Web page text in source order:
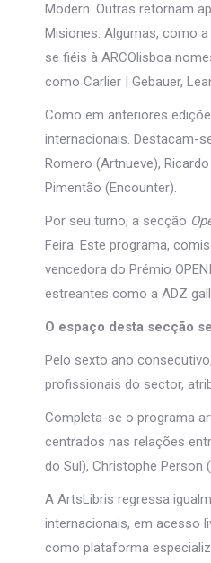
Modern. Outras retornam
Misiones. Algumas, como
se fiéis à ARCOlisboa
como Carlier | Gebauer,
Como em anteriores
internacionais. Destacam-
Romero (Artnueve),
Pimentão (Encounter).
Por seu turno, a secção
Feira. Este programa,
vencedora do Prémio
estreantes como a ADZ
O espaço desta secção
Pelo sexto ano
profissionais do sector,
Completa-se o programa
centrados nas relações
do Sul), Christophe Person
A ArtsLibris regressa
internacionais, em acesso
como plataforma